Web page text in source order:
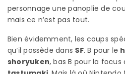
personnage une panoplie de
mais ce n’est pas tout.
Bien évidemment, les coups
qu’il possède dans SF. B pour le
shoryuken, bas B pour la focus